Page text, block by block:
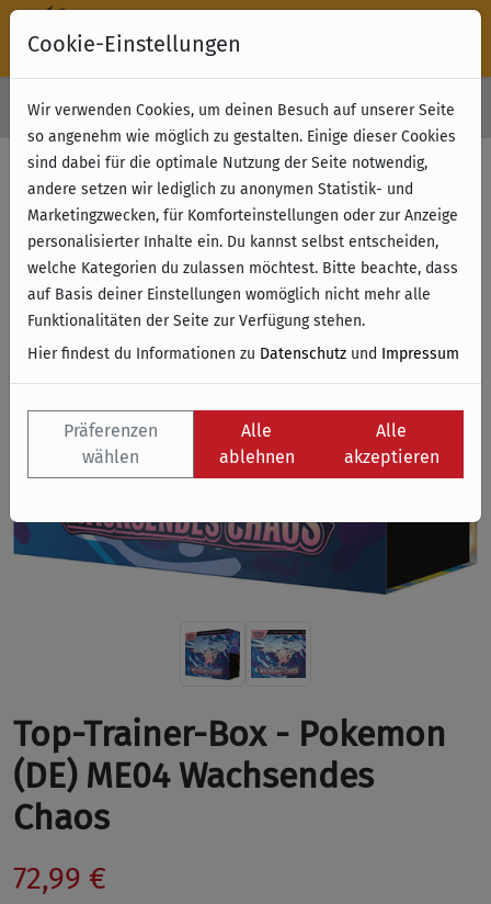
Kostenloser Versand & Retoure ab 49 € (innerhalb Deutschlands)
Top-Trainer-Box - Pokemon
(DE) ME04 Wachsendes
Chaos
72,99 €
Cookie-Einstellungen
Wir verwenden Cookies, um deinen Besuch auf unserer Seite
so angenehm wie möglich zu gestalten. Einige dieser Cookies
sind dabei für die optimale Nutzung der Seite notwendig,
andere setzen wir lediglich zu anonymen Statistik- und
Marketingzwecken, für Komforteinstellungen oder zur Anzeige
personalisierter Inhalte ein. Du kannst selbst entscheiden,
welche Kategorien du zulassen möchtest. Bitte beachte, dass
auf Basis deiner Einstellungen womöglich nicht mehr alle
Funktionalitäten der Seite zur Verfügung stehen.
Hier findest du Informationen zu Datenschutz und Impressum
Präferenzen
wählen
Alle
ablehnen
Alle
akzeptieren